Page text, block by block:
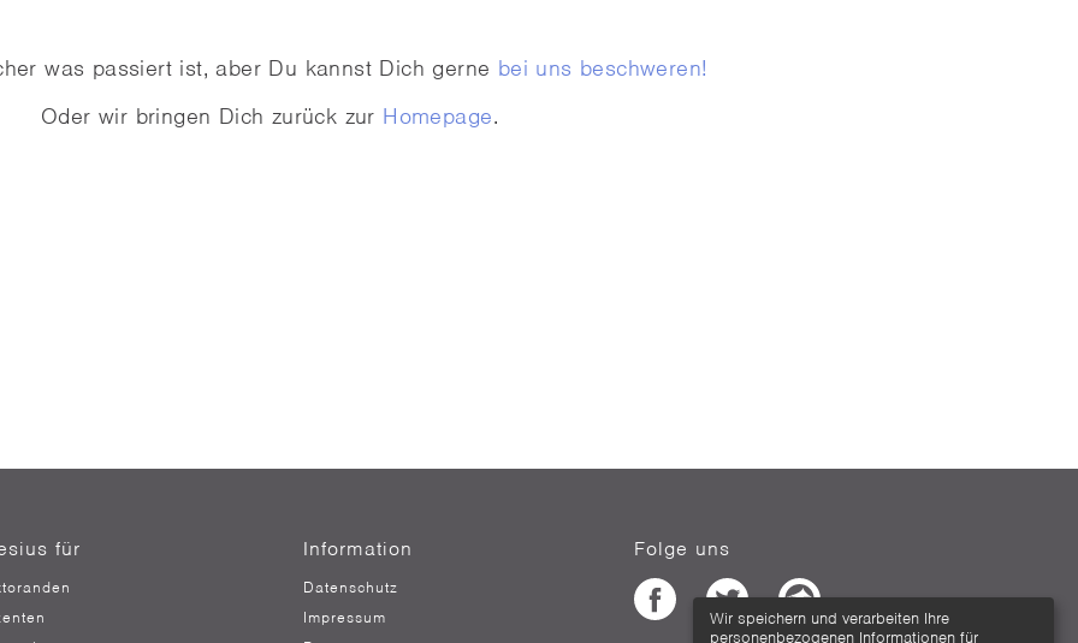
was passiert ist, aber Du kannst Dich gerne bei uns beschweren!
Oder wir bringen Dich zurück zur Homepage.
für Information
Datenschutz
Impressum
Folge uns
Wir speichern und verarbeiten Ihre
personenbezogenen Informationen für